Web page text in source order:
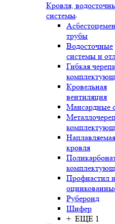
Кровля,
системы
трубы
Водосточные
системы и
Гибкая
Кровельная
вентиляция
Мансардные
Наплавляемая
кровля
Профнастил
Рубероид
Шифер
+ ЕЩЕ 1